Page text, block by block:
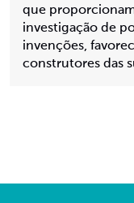
que
investigação de
invenções,
construtores das